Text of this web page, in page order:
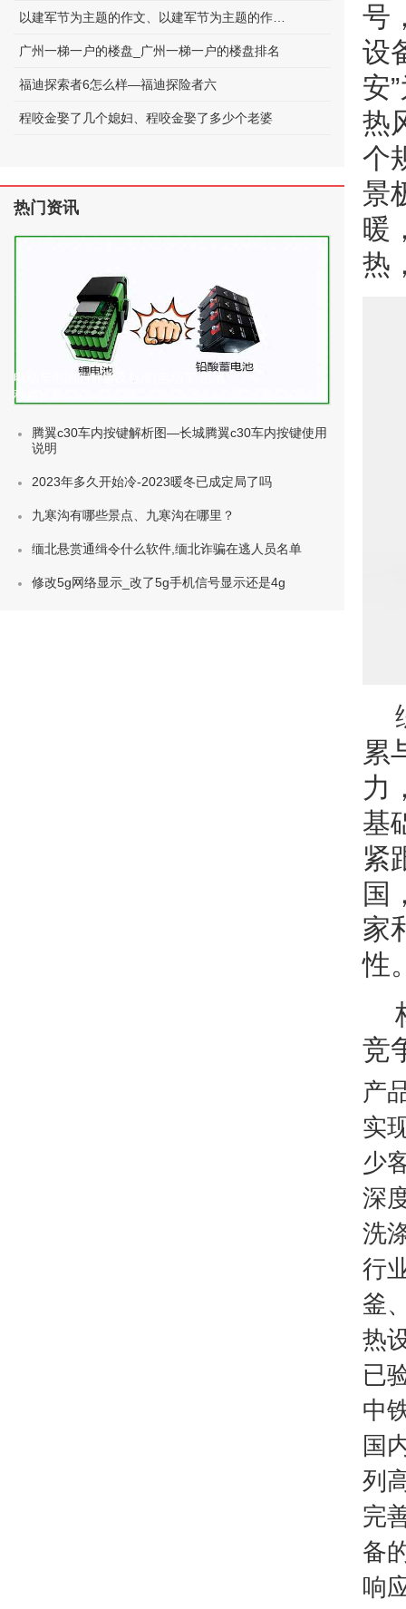
号
设
安
热
个
景
暖
热
累
力
基
紧
国
家
性
竞
产
实
少
深
洗
行
釜
热
已
中
国
列
完
备
响
广州一梯一户的楼盘_广州一梯一户的楼盘排名
福迪探索者6怎么样—福迪探险者六
程咬金娶了几个媳妇、程咬金娶了多少个老婆
热门资讯
电动车电池的种类及标准(电动车 电池
种类)
腾翼c30车内按键解析图—长城腾翼c30车内按键使用
说明
2023年多久开始冷-2023暖冬已成定局了吗
九寒沟有哪些景点、九寒沟在哪里？
缅北悬赏通缉令什么软件,缅北诈骗在逃人员名单
修改5g网络显示_改了5g手机信号显示还是4g